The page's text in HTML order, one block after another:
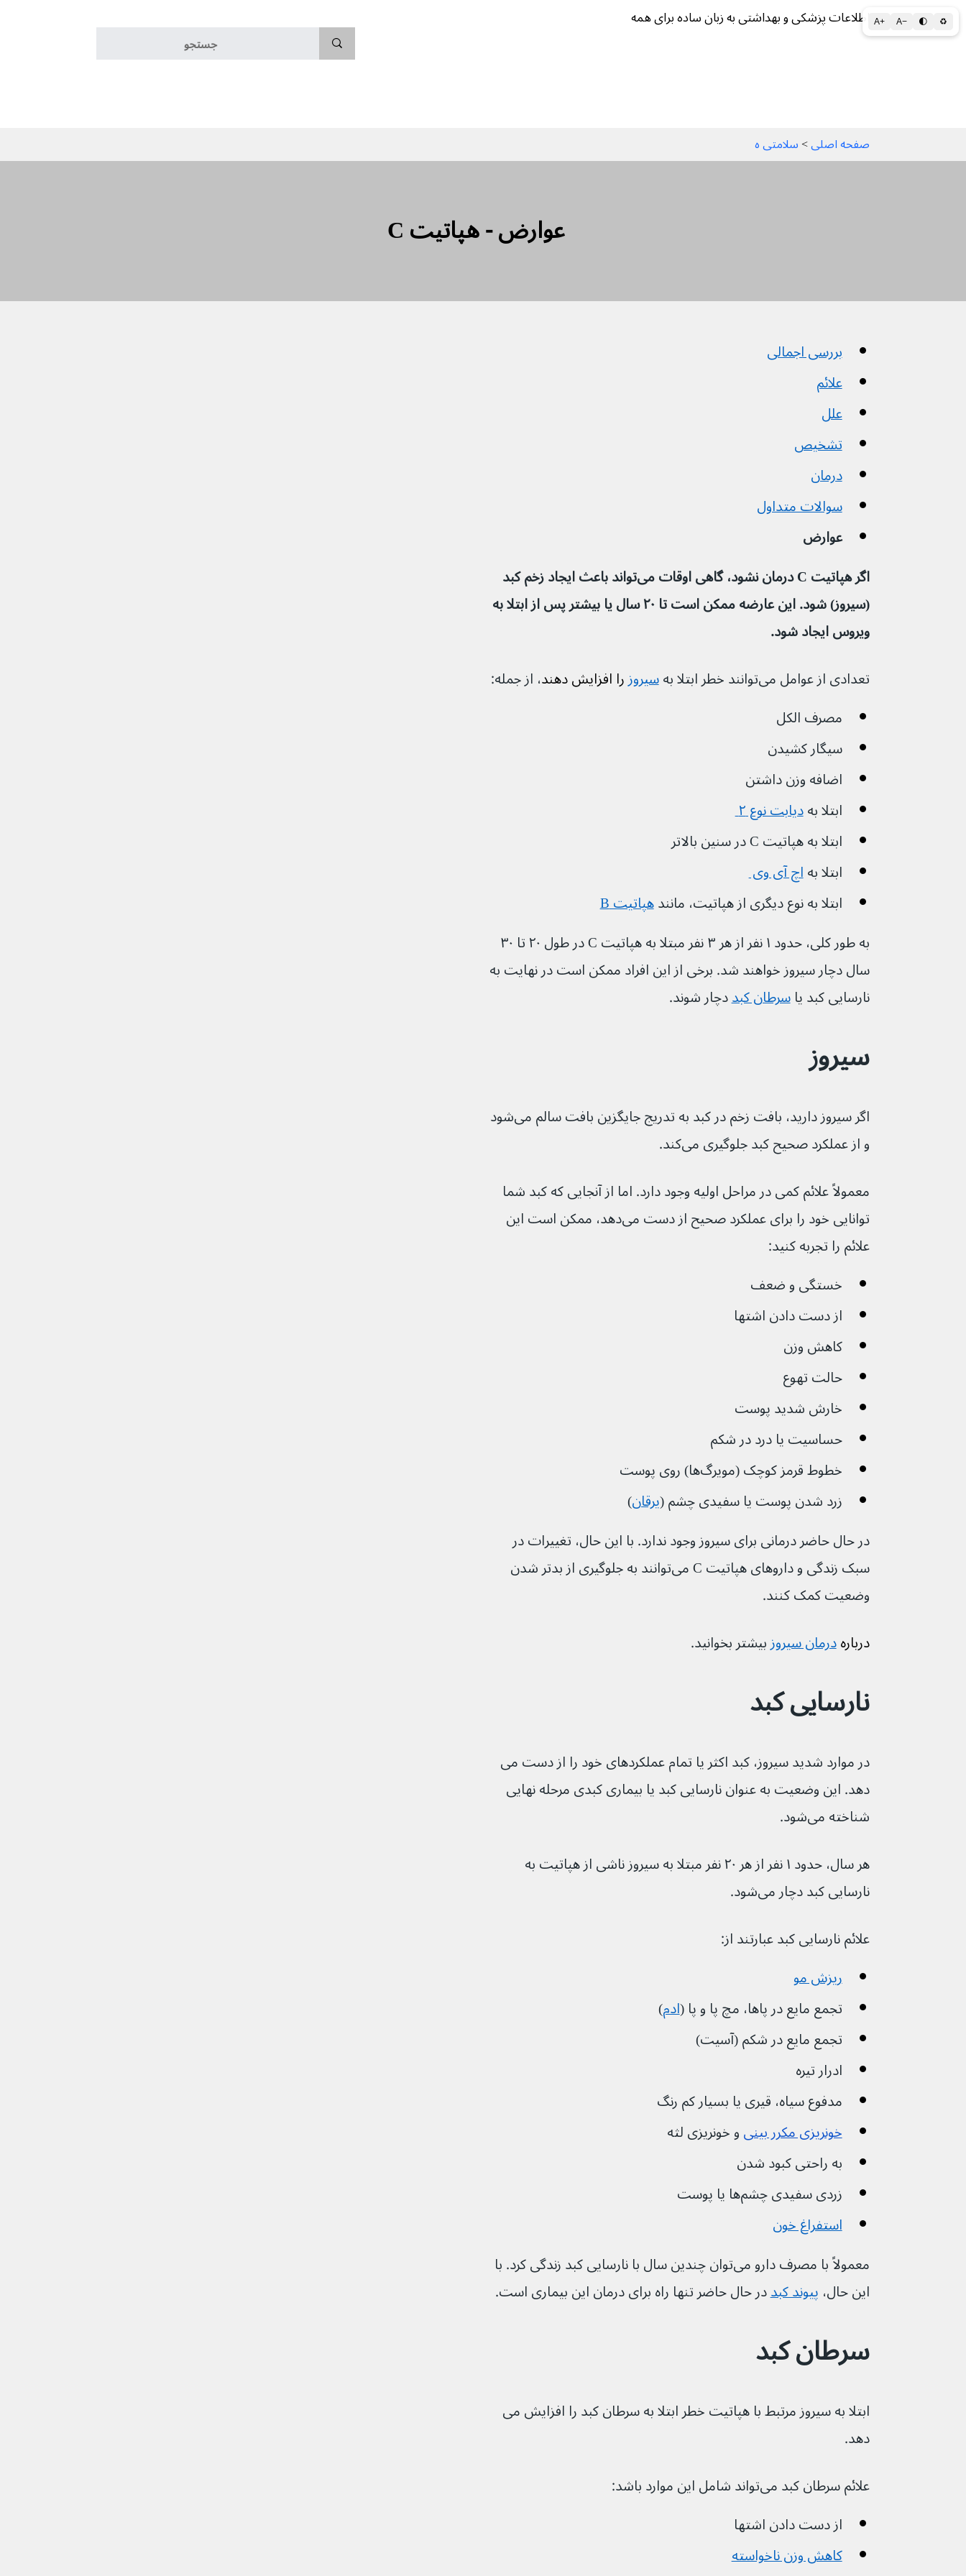
A+ A− 🌓 ♻ اطلاعات پزشکی و بهداشتی به زبان ساده برای همه
صفحه اصلی > سلامتی ه
C عوارض - هپاتیت
بررسی اجمالی
علائم
علل
تشخیص
درمان
سوالات متداول
عوارض
اگر هپاتیت C درمان نشود، گاهی اوقات می‌تواند باعث ایجاد زخم کبد
(سیروز) شود. این عارضه ممکن است تا ۲۰ سال یا بیشتر پس از ابتلا به
ویروس ایجاد شود.
تعدادی از عوامل می‌توانند خطر ابتلا به
سیروز را افزایش دهند، از جمله:
مصرف الکل
سیگار کشیدن
اضافه وزن داشتن
ابتلا به دیابت نوع ۲
ابتلا به هپاتیت C در سنین بالاتر
ابتلا به اچ آی وی
ابتلا به نوع دیگری از هپاتیت، مانند هپاتیت B
سال دچار سیروز خواهند شد. برخی از این افراد ممکن است در نهایت به
نارسایی کبد یا سرطان کبد دچار شوند.
سیروز
اگر سیروز دارید، بافت زخم در کبد به تدریج جایگزین بافت سالم می‌شود
و از عملکرد صحیح کبد جلوگیری می‌کند.
معمولاً علائم کمی در مراحل اولیه وجود دارد. اما از آنجایی که کبد شما
توانایی خود را برای عملکرد صحیح از دست می‌دهد، ممکن است این
علائم را تجربه کنید:
خستگی و ضعف
از دست دادن اشتها
کاهش وزن
حالت تهوع
خارش شدید پوست
حساسیت یا درد در شکم
خطوط قرمز کوچک (مویرگ‌ها) روی پوست
زرد شدن پوست یا سفیدی چشم (یرقان)
در حال حاضر درمانی برای سیروز وجود ندارد. با این حال، تغییرات در
سبک زندگی و داروهای هپاتیت C می‌توانند به جلوگیری از بدتر شدن
وضعیت کمک کنند.
درباره درمان سیروزبیشتر بخوانید.
نارسایی کبد
در موارد شدید سیروز، کبد اکثر یا تمام عملکردهای خود را از دست می
دهد. این وضعیت به عنوان نارسایی کبد یا بیماری کبدی مرحله نهایی
شناخته می‌شود.
هر سال، حدود ۱ نفر از هر ۲۰ نفر مبتلا به سیروز ناشی از هپاتیت به
نارسایی کبد دچار می‌شود.
علائم نارسایی کبد عبارتند از:
ریزش مو
تجمع مایع در پاها، مچ پا و پا (ادم)
تجمع مایع در شکم (آسیت)
ادرار تیره
مدفوع سیاه، قیری یا بسیار کم رنگ
خونریزی مکرر بینیو خونریزی لثه
به راحتی کبود شدن
زردی سفیدی چشم‌ها یا پوست
استفراغ خون
معمولاً با مصرف دارو می‌توان چندین سال با نارسایی کبد زندگی کرد. با
این حال، پیوند کبددر حال حاضر تنها راه برای درمان این بیماری است.
سرطان کبد
ابتلا به سیروز مرتبط با هپاتیت خطر ابتلا به سرطان کبد را افزایش می
دهد.
علائم سرطان کبد می‌تواند شامل این موارد باشد:
از دست دادن اشتها
کاهش وزن ناخواسته